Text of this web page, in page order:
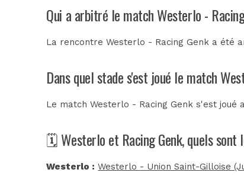
Qui a arbitré le match Westerlo -
La rencontre Westerlo - Racing Genk a été
Dans quel stade s'est joué le match
Le match Westerlo - Racing Genk s'est joué
🗓️ Westerlo et Racing Genk, quels sont
Westerlo : Westerlo - Union Saint-Gilloise